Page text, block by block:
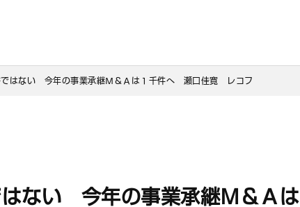
はない　今年の事業承継Ｍ＆Ａは１千件へ　瀬口佳寛　レコフ
ない 今年の事業承継Ｍ＆Ａは